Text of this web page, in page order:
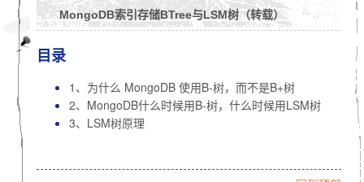
MongoDB索引存储BTree与LSM树（转载）
目录
1、为什么 MongoDB 使用B-树，而不是B+树
2、MongoDB什么时候用B-树，什么时候用LSM树
3、LSM树原理